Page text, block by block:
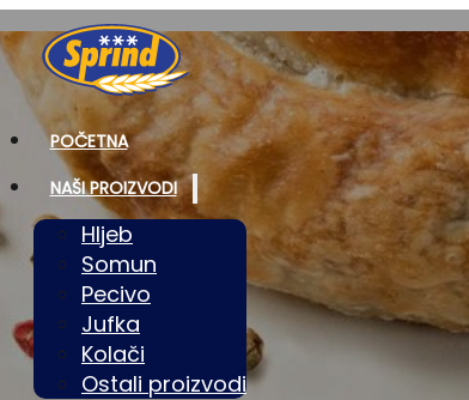
POČETNA
NAŠI PROIZVODI
Hljeb
Somun
Pecivo
Jufka
Kolači
Ostali proizvodi